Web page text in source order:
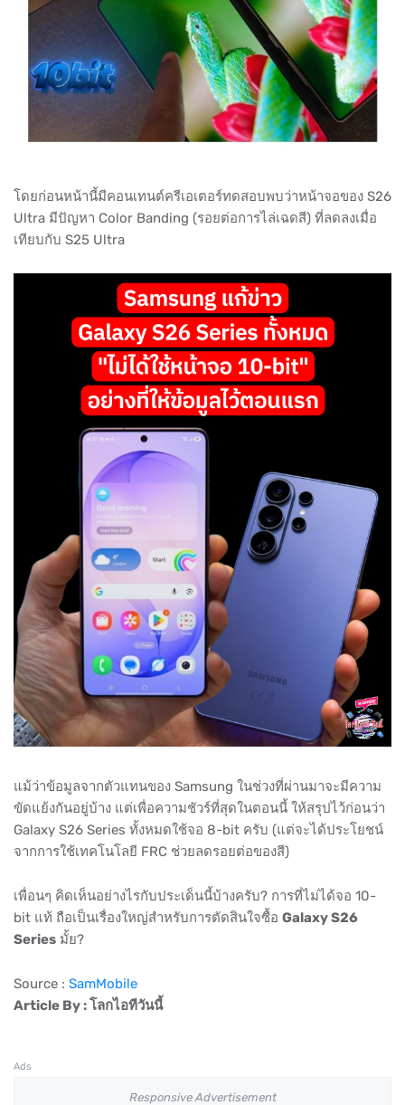
โดยก่อนหน้านี้มีคอนเทนต์ครีเอเตอร์ทดสอบพบว่าหน้าจอของ S26
Ultra มีปัญหา Color Banding (รอยต่อการไล่เฉดสี) ที่ลดลงเมื่อ
เทียบกับ S25 Ultra
แม้ว่าข้อมูลจากตัวแทนของ Samsung ในช่วงที่ผ่านมาจะมีความ
ขัดแย้งกันอยู่บ้าง แต่เพื่อความชัวร์ที่สุดในตอนนี้ ให้สรุปไว้ก่อนว่า
Galaxy S26 Series ทั้งหมดใช้จอ 8-bit ครับ (แต่จะได้ประโยชน์
จากการใช้เทคโนโลยี FRC ช่วยลดรอยต่อของสี)
เพื่อนๆ คิดเห็นอย่างไรกับประเด็นนี้บ้างครับ? การที่ไม่ได้จอ 10-
bit แท้ ถือเป็นเรื่องใหญ่สำหรับการตัดสินใจซื้อ Galaxy S26
Series มั้ย?
Source : SamMobile
Article By : โลกไอทีวันนี้
Ads
Responsive Advertisement